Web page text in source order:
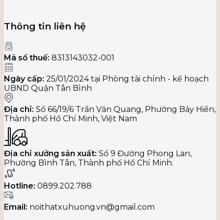
Thông tin liên hệ
Mã số thuế: 8313143032-001
Ngày cấp: 25/01/2024 tại Phòng tài chính - kế hoạch
UBND Quận Tân Bình
Địa chỉ: Số 66/19/6 Trần Văn Quang, Phường Bảy Hiền,
Thành phố Hồ Chí Minh, Việt Nam
Địa chỉ xưởng sản xuất: Số 9 Đường Phong Lan,
Phường Bình Tân, Thành phố Hồ Chí Minh.
Hotline: 0899.202.788
Email: noithatxuhuong.vn@gmail.com